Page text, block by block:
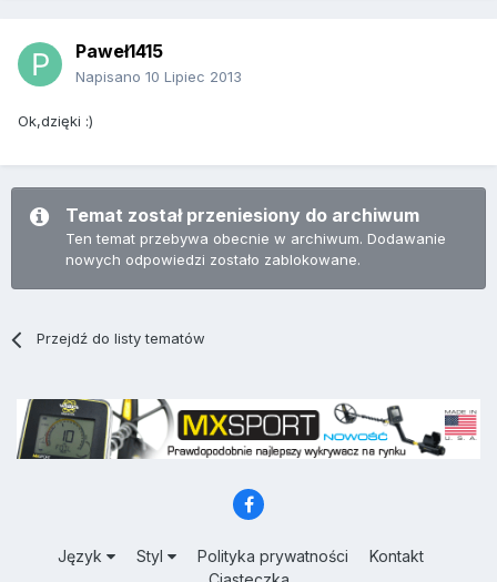
Paweł1415
Napisano 10 Lipiec 2013
Ok,dzięki :)
Temat został przeniesiony do archiwum
Ten temat przebywa obecnie w archiwum. Dodawanie
nowych odpowiedzi zostało zablokowane.
Przejdź do listy tematów
Język Styl Polityka prywatności
Kontakt